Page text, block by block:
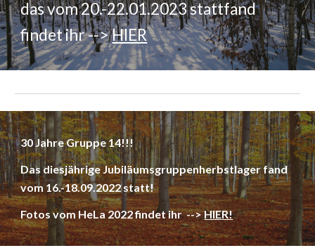
das vom 20.-22.01.2023 stattfand
findet ihr -->HIER
30 Jahre Gruppe 14!!!
Das diesjährige Jubiläumsgruppenherbstlager fand
vom 16.-18.09.2022 statt!
Fotos vom HeLa 2022 findet ihr -->HIER!